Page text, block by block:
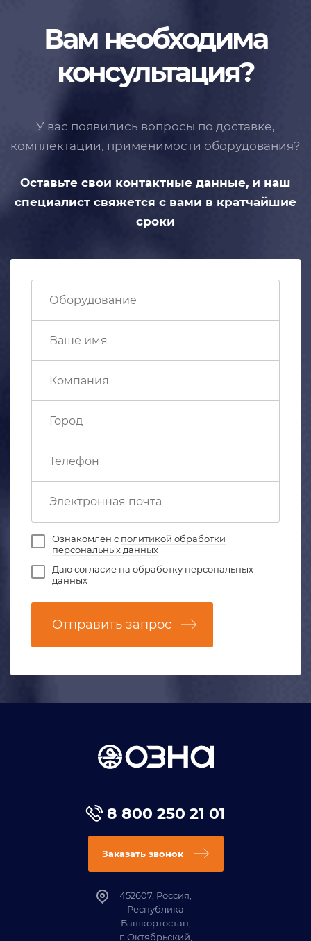
Вам необходима
консультация?
У вас появились вопросы по доставке,
комплектации, применимости оборудования?
Оставьте свои контактные данные, и наш
специалист свяжется с вами в кратчайшие
сроки
Ознакомлен с политикой обработки
персональных данных
Даюсогласие на обработку персональных
данных
Отправить запрос
8 800 250 21 01
Заказать звонок
452607, Россия,
Республика
Башкортостан,
г. Октябрьский,